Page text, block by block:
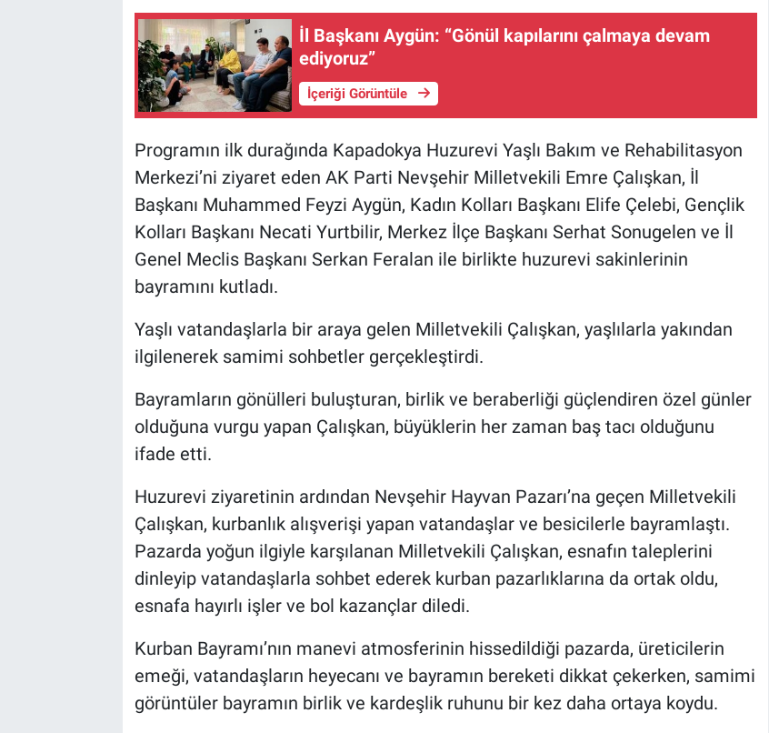
İl Başkanı Aygün: “Gönül kapılarını çalmaya devam
ediyoruz”
İçeriği Görüntüle
Programın ilk durağında Kapadokya Huzurevi Yaşlı Bakım ve Rehabilitasyon
Merkezi’ni ziyaret eden AK Parti Nevşehir Milletvekili Emre Çalışkan, İl
Başkanı Muhammed Feyzi Aygün, Kadın Kolları Başkanı Elife Çelebi, Gençlik
Kolları Başkanı Necati Yurtbilir, Merkez İlçe Başkanı Serhat Sonugelen ve İl
Genel Meclis Başkanı Serkan Feralan ile birlikte huzurevi sakinlerinin
bayramını kutladı.
Yaşlı vatandaşlarla bir araya gelen Milletvekili Çalışkan, yaşlılarla yakından
ilgilenerek samimi sohbetler gerçekleştirdi.
Bayramların gönülleri buluşturan, birlik ve beraberliği güçlendiren özel günler
olduğuna vurgu yapan Çalışkan, büyüklerin her zaman baş tacı olduğunu
ifade etti.
Huzurevi ziyaretinin ardından Nevşehir Hayvan Pazarı’na geçen Milletvekili
Çalışkan, kurbanlık alışverişi yapan vatandaşlar ve besicilerle bayramlaştı.
Pazarda yoğun ilgiyle karşılanan Milletvekili Çalışkan, esnafın taleplerini
dinleyip vatandaşlarla sohbet ederek kurban pazarlıklarına da ortak oldu,
esnafa hayırlı işler ve bol kazançlar diledi.
Kurban Bayramı’nın manevi atmosferinin hissedildiği pazarda, üreticilerin
emeği, vatandaşların heyecanı ve bayramın bereketi dikkat çekerken, samimi
görüntüler bayramın birlik ve kardeşlik ruhunu bir kez daha ortaya koydu.